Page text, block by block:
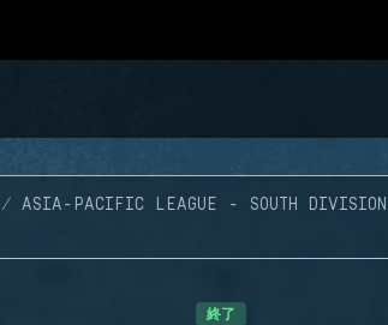
ASIA-PACIFIC LEAGUE - SOUTH DIVISION
終了